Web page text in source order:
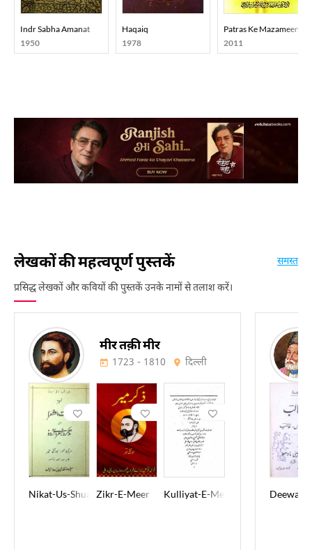
Indr Sabha Amanat
1950
Haqaiq
1978
Patras Ke Mazameen
2011
लेखकों की महत्वपूर्ण पुस्तकें
प्रसिद्ध लेखकों और कवियों की पुस्तकें उनके नामों से तलाश करें।
समस्त
मीर तक़ी मीर
1723 - 1810 दिल्ली
Nikat-Us-ShuaraZikr-E-Meer Kulliyat-E-Meer Taqi MeerDeewan-